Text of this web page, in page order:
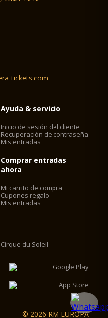
tickets.com
Ayuda & servicio
Inicio de sesión del cliente
Recuperación de contraseña
Mis entradas
Comprar entradas
ahora
Mi carrito de compra
Cupones regalo
Mis entradas
Cirque du Soleil
© 2026 RM EUROPA